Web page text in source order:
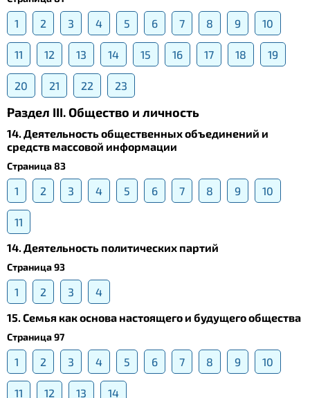
1 2 3 4 5 6 7 8 9 10
11 12 13 14 15 16 17 18 19
20 21 22 23
Раздел III. Общество и личность
14. Деятельность общественных объединений и
средств массовой информации
Страница 83
1 2 3 4 5 6 7 8 9 10
11
14. Деятельность политических партий
Страница 93
1 2 3
4
15. Семья как основа настоящего и будущего общества
Страница 97
1 2 3 4 5 6 7 8 9 10
11 12 13
14